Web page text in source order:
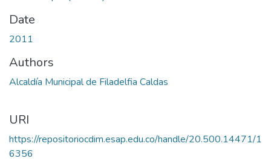
Date
2011
Authors
Alcaldía Municipal de Filadelfia Caldas
URI
https://repositoriocdim.esap.edu.co/handle/20.500.14471/1
6356